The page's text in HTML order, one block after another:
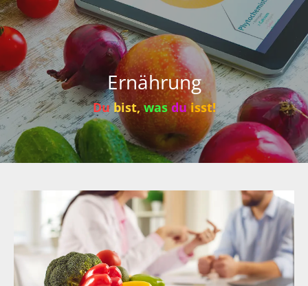
Ernährung
Du bist, was duisst!